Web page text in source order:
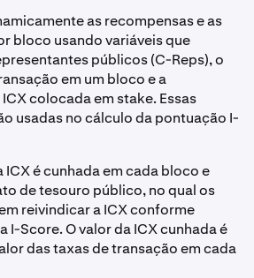
as recompensas e as
bloco usando variáveis que
públicos (C-Reps), o
em um bloco e a
colocada em stake. Essas
usadas no cálculo da pontuação I-
é cunhada em cada bloco e
de tesouro público, no qual os
reivindicar a ICX conforme
I-Score. O valor da ICX cunhada é
das taxas de transação em cada